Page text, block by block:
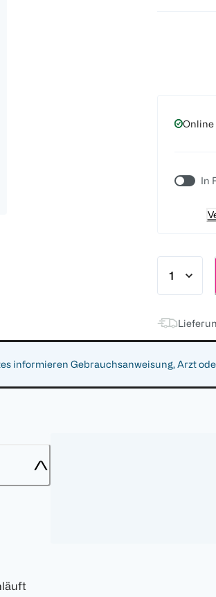
In
informieren Gebrauchsanweisung, Arzt